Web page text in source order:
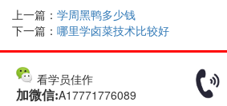
上一篇： 学周黑鸭多少钱
下一篇： 哪里学卤菜技术比较好
看学员佳作
加微信:A17771776089